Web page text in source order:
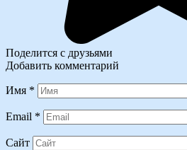
Поделится с друзьями
Добавить комментарий
Имя *
Email *
Сайт